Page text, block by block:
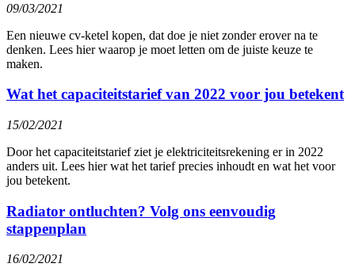
09/03/2021
Een nieuwe cv-ketel kopen, dat doe je niet zonder erover na te
denken. Lees hier waarop je moet letten om de juiste keuze te
maken.
Wat het capaciteitstarief van 2022 voor jou betekent
15/02/2021
Door het capaciteitstarief ziet je elektriciteitsrekening er in 2022
anders uit. Lees hier wat het tarief precies inhoudt en wat het voor
jou betekent.
Radiator ontluchten? Volg ons eenvoudig
stappenplan
16/02/2021